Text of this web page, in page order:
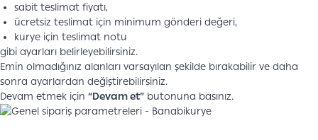
sabit teslimat fiyatı,
ücretsiz teslimat için minimum gönderi değeri,
kurye için teslimat notu
gibi ayarları belirleyebilirsiniz.
Emin olmadığınız alanları varsayılan şekilde bırakabilir ve daha
sonra ayarlardan değiştirebilirsiniz.
Devam etmek için “Devam et” butonuna basınız.